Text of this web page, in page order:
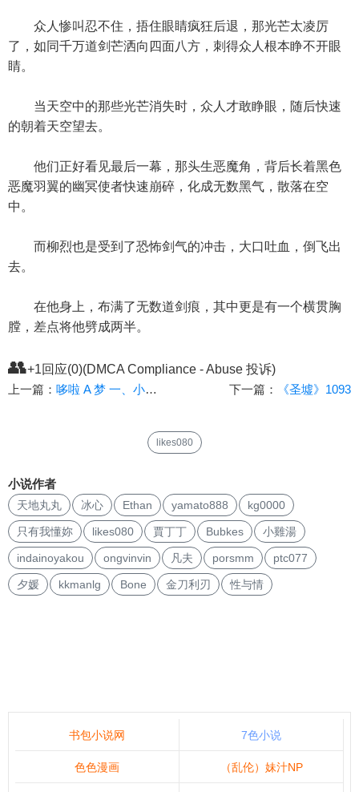
众人惨叫忍不住，捂住眼睛疯狂后退，那光芒太凌厉
了，如同千万道剑芒洒向四面八方，刺得众人根本睁不开眼
睛。
当天空中的那些光芒消失时，众人才敢睁眼，随后快速
的朝着天空望去。
他们正好看见最后一幕，那头生恶魔角，背后长着黑色
恶魔羽翼的幽冥使者快速崩碎，化成无数黑气，散落在空
中。
而柳烈也是受到了恐怖剑气的冲击，大口吐血，倒飞出
去。
在他身上，布满了无数道剑痕，其中更是有一个横贯胸
膛，差点将他劈成两半。
👥+1回应(0)(DMCA Compliance - Abuse 投诉)
上一篇： 哆啦 A 梦 一、小夫的Ａ片 下一篇： 《圣墟》1093
likes080
小说作者
天地丸丸 冰心 Ethan yamato888 kg0000
只有我懂妳 likes080 賈丁丁 Bubkes 小雞湯
indainoyakou ongvinvin 凡夫 porsmm ptc077
夕媛 kkmanlg Bone 金刀利刃 性与情
书包小说网 7色小说
色色漫画 （乱伦）妹汁NP